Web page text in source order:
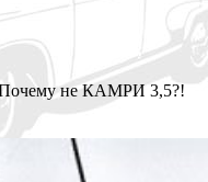
не КАМРИ 3,5?!